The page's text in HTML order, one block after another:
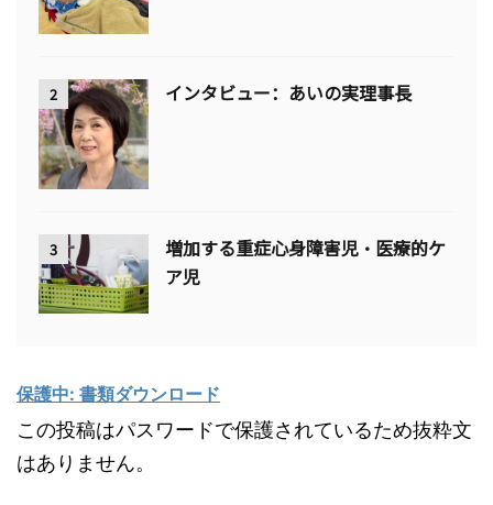
2 インタビュー：あいの実理事長
3
増加する重症心身障害児・医療的ケ
ア児
保護中: 書類ダウンロード
この投稿はパスワードで保護されているため抜粋文
はありません。